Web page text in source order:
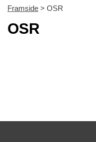
Framside > OSR
OSR